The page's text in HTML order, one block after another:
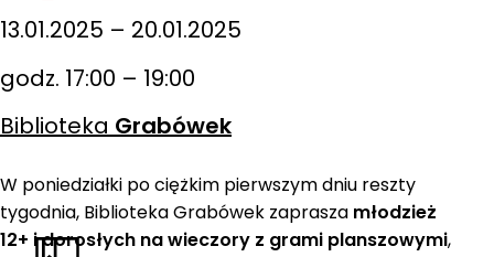
13.01.2025 – 20.01.2025
godz. 17:00 – 19:00
Biblioteka Grabówek
W poniedziałki po ciężkim pierwszym dniu reszty
tygodnia, Biblioteka Grabówek zaprasza młodzież
12+ i dorosłych na wieczory z grami planszowymi,